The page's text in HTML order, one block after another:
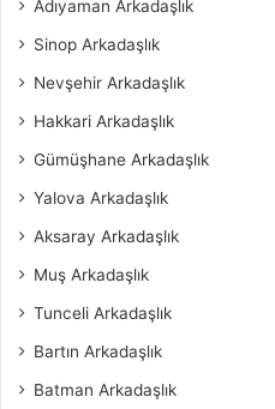
Adıyaman Arkadaşlık
Sinop Arkadaşlık
Nevşehir Arkadaşlık
Hakkari Arkadaşlık
Gümüşhane Arkadaşlık
Yalova Arkadaşlık
Aksaray Arkadaşlık
Muş Arkadaşlık
Tunceli Arkadaşlık
Bartın Arkadaşlık
Batman Arkadaşlık